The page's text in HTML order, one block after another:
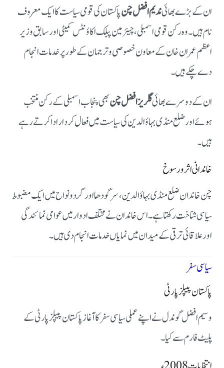
ان کے بڑے بھائیندیم افضل چنپاکستان کی قومی سیاست کا ایک معروف
نام ہیں۔ وہ رکن قومی اسمبلی، چیئرمین پبلک اکاؤنٹس کمیٹی اور سابق وزیر
اعظم عمران خان کے معاون خصوصی و ترجمان کے طور پر خدمات انجام
دے چکے ہیں۔
ان کے دوسرے بھائیگلریز افضل چنبھی پنجاب اسمبلی کے رکن منتخب
ہوئے اور ضلع منڈی بہاؤالدین کی سیاست میں فعال کردار ادا کرتے رہے
ہیں۔
خاندانی اثر و رسوخ
چن خاندان ضلع منڈی بہاؤالدین، سرگودھا اور گردونواح میں ایک مضبوط
سیاسی شناخت رکھتا ہے۔ اس خاندان نے مختلف ادوار میں عوامی نمائندگی
اور علاقائی ترقی کے میدان میں نمایاں خدمات انجام دی ہیں۔
سیاسی سفر
پاکستان پیپلز پارٹی
وسیم افضل گوندل نے اپنے عملی سیاسی سفر کا آغاز پاکستان پیپلز پارٹی کے
پلیٹ فارم سے کیا۔